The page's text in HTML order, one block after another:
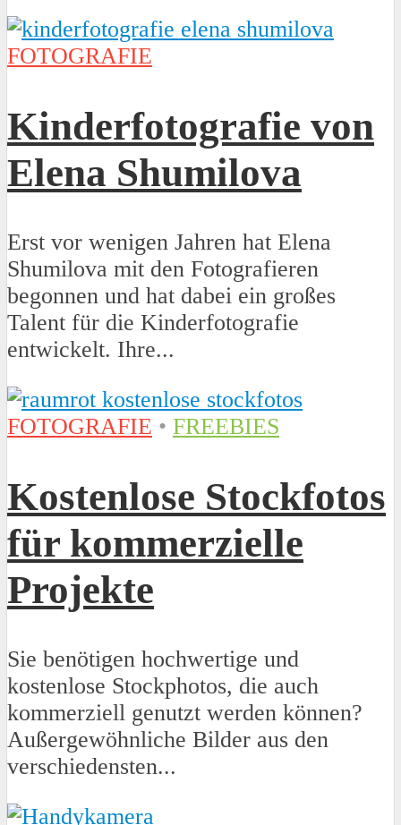
FOTOGRAFIE
Kinderfotografie von
Elena Shumilova
Erst vor wenigen Jahren hat Elena
Shumilova mit den Fotografieren
begonnen und hat dabei ein großes
Talent für die Kinderfotografie
entwickelt. Ihre...
FOTOGRAFIE • FREEBIES
Kostenlose Stockfotos
für kommerzielle
Projekte
Sie benötigen hochwertige und
kostenlose Stockphotos, die auch
kommerziell genutzt werden können?
Außergewöhnliche Bilder aus den
verschiedensten...